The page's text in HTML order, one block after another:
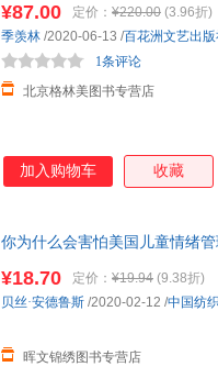
¥87.00 定价： ¥220.00 (3.96折)
北京格林美图书专营店
1条评论
季羡林 /2020-06-13 /百花洲文艺出
加入购物车 收藏
你为什么会害怕美国儿童情绪
¥18.70 定价： ¥19.94 (9.38折)
晖文锦绣图书专营店
贝丝·安德鲁斯 /2020-02-12 /中国纺